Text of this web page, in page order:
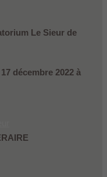
Le Sieur de
décembre 2022 à